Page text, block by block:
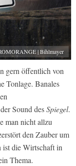
| Bihlmayer
gern öffentlich von
Tonlage. Banales
Sound desSpiegel.
man nicht allzu
den Zauber um
ist die Wirtschaft in
Thema.